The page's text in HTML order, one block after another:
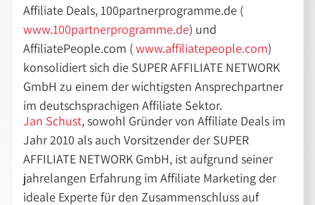
Affiliate Deals, 100partnerprogramme.de (
www.100partnerprogramme.de) und
AffiliatePeople.com (www.affiliatepeople.com)
konsolidiert sich die SUPER AFFILIATE NETWORK
GmbH zu einem der wichtigsten Ansprechpartner
im deutschsprachigen Affiliate Sektor.
Jan Schust, sowohl Gründer von Affiliate Deals im
Jahr 2010 als auch Vorsitzender der SUPER
AFFILIATE NETWORK GmbH, ist aufgrund seiner
jahrelangen Erfahrung im Affiliate Marketing der
ideale Experte für den Zusammenschluss auf